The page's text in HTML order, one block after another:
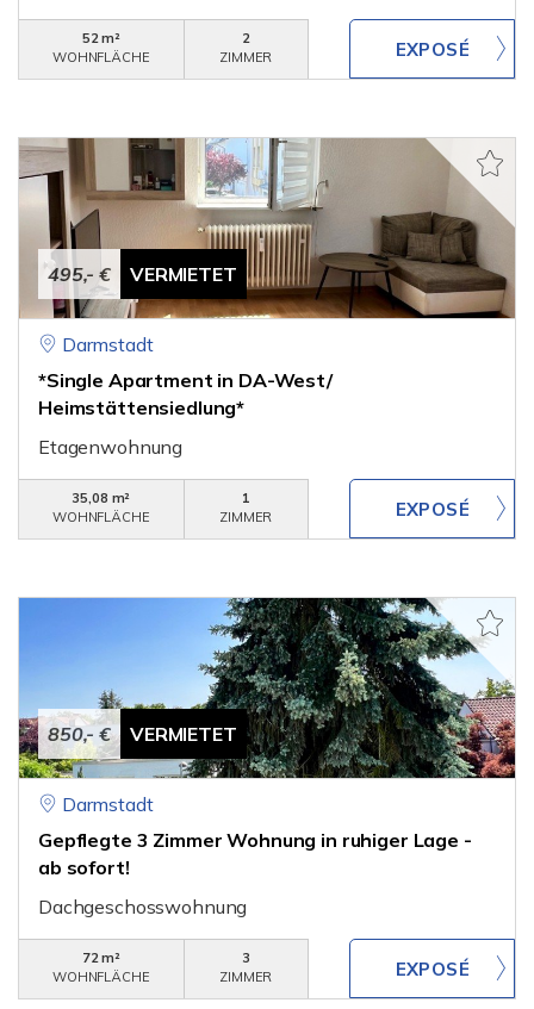
52 m²
WOHNFLÄCHE
2
ZIMMER
495,- € VERMIETET
Darmstadt
*Single Apartment in DA-West/
Heimstättensiedlung*
Etagenwohnung
35,08 m²
WOHNFLÄCHE
1
ZIMMER
850,- € VERMIETET
Darmstadt
Gepflegte 3 Zimmer Wohnung in ruhiger Lage -
ab sofort!
Dachgeschosswohnung
72 m²
WOHNFLÄCHE
3
ZIMMER